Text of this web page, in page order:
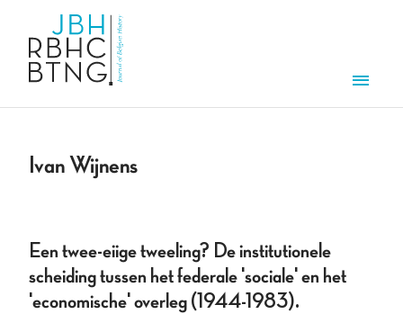
Ivan Wijnens
Een twee-eiige tweeling? De institutionele
scheiding tussen het federale 'sociale' en het
'economische' overleg (1944-1983).